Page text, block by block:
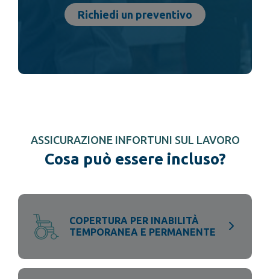
Richiedi un preventivo
ASSICURAZIONE INFORTUNI SUL LAVORO
Cosa può essere incluso?
COPERTURA PER INABILITÀ
TEMPORANEA E PERMANENTE